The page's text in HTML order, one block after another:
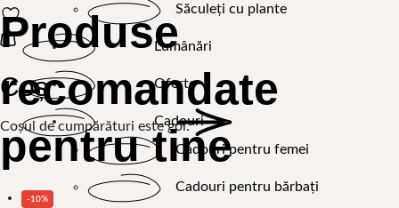
Săculeți cu plante
Lumânări
Oferte
Cadouri
Cadouri pentru femei
Cadouri pentru bărbați
Coș
Coșul de cumpărături este gol.
Produse
recomandate
pentru tine
-10%